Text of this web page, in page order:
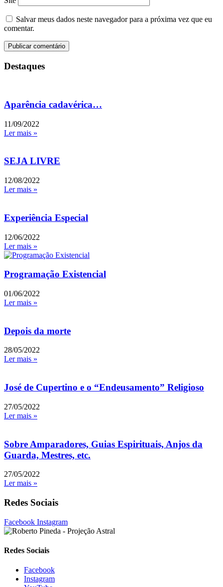
Salvar meus dados neste navegador para a próxima vez que eu
comentar.
Destaques
Aparência cadavérica…
11/09/2022
Ler mais »
SEJA LIVRE
12/08/2022
Ler mais »
Experiência Especial
12/06/2022
Ler mais »
Programação Existencial
01/06/2022
Ler mais »
Depois da morte
28/05/2022
Ler mais »
José de Cupertino e o “Endeusamento” Religioso
27/05/2022
Ler mais »
Sobre Amparadores, Guias Espirituais, Anjos da
Guarda, Mestres, etc.
27/05/2022
Ler mais »
Redes Sociais
Facebook Instagram
Redes Sociais
Facebook
Instagram